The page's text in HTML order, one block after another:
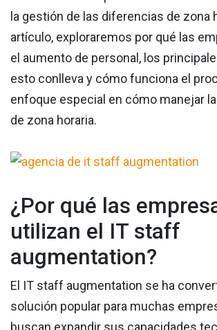
la gestión de las diferencias de zona
artículo, exploraremos por qué las
el aumento de personal, los
esto conlleva y cómo funciona el
enfoque especial en cómo manejar
de zona horaria.
¿Por qué las
utilizan el IT staff
augmentation?
El IT staff augmentation se ha
solución popular para muchas